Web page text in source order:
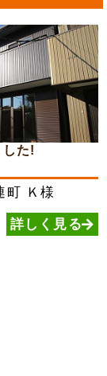
た!
町 Ｋ様
詳しく見る